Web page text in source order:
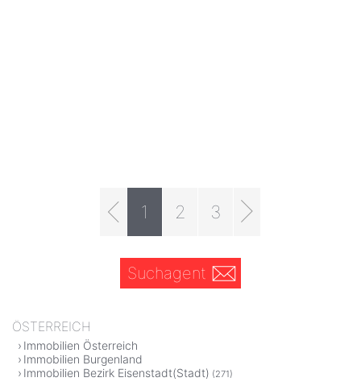
1 2 3
Suchagent
ÖSTERREICH
Immobilien Österreich
Immobilien Burgenland
Immobilien Bezirk Eisenstadt(Stadt) (271)